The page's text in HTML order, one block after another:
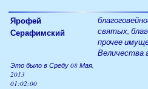
Ярофей
Серафимский
святых,
прочее
Величества
Это было в Среду 08 Мая,
2013
01:02:00